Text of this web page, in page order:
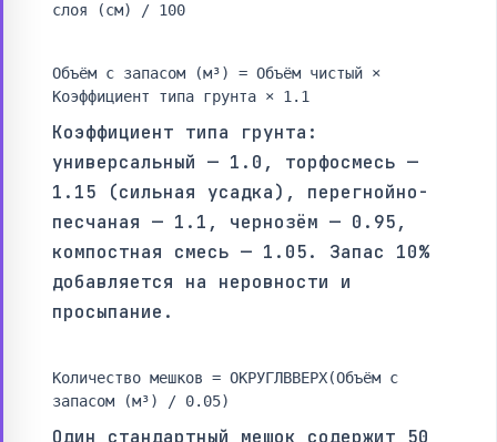
слоя (см) / 100
Объём с запасом (м³) = Объём чистый ×
Коэффициент типа грунта × 1.1
Коэффициент типа грунта:
универсальный — 1.0, торфосмесь —
1.15 (сильная усадка), перегнойно-
песчаная — 1.1, чернозём — 0.95,
компостная смесь — 1.05. Запас 10%
добавляется на неровности и
просыпание.
Количество мешков = ОКРУГЛВВЕРХ(Объём с
запасом (м³) / 0.05)